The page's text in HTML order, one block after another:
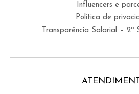
Influencers e
Política de
Transparência Salarial – 2º